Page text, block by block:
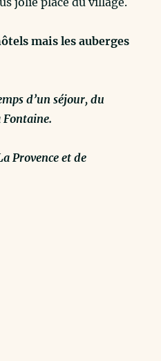
mais les auberges
d’un séjour, du
Fontaine.
Provence et de